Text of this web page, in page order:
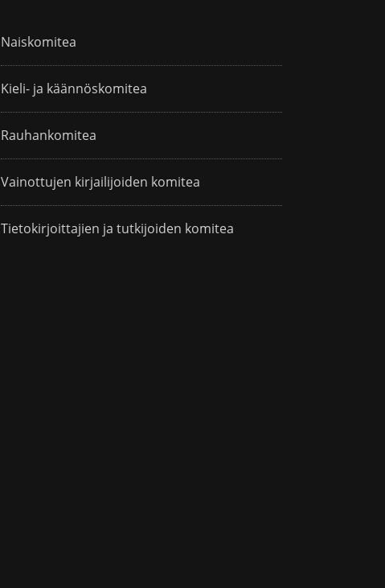
Naiskomitea
Kieli- ja käännöskomitea
Rauhankomitea
Vainottujen kirjailijoiden komitea
Tietokirjoittajien ja tutkijoiden komitea